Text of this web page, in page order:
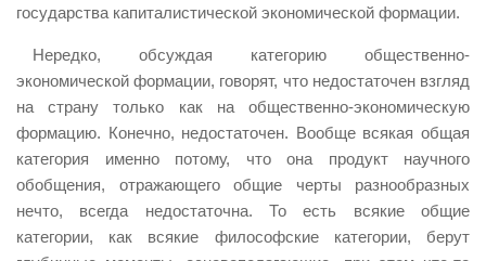
государства капиталистической экономической формации.
Нередко, обсуждая категорию общественно-
экономической формации, говорят, что недостаточен взгляд
на страну только как на общественно-экономическую
формацию. Конечно, недостаточен. Вообще всякая общая
категория именно потому, что она продукт научного
обобщения, отражающего общие черты разнообразных
нечто, всегда недостаточна. То есть всякие общие
категории, как всякие философские категории, берут